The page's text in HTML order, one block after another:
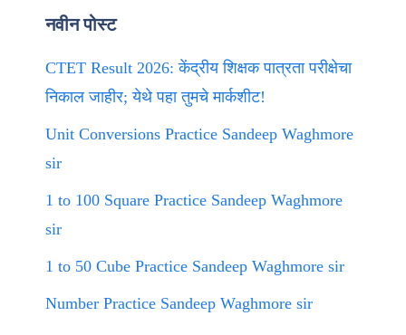
नवीन पोस्ट
CTET Result 2026: केंद्रीय शिक्षक पात्रता परीक्षेचा
निकाल जाहीर; येथे पहा तुमचे मार्कशीट!
Unit Conversions Practice Sandeep Waghmore
sir
1 to 100 Square Practice Sandeep Waghmore
sir
1 to 50 Cube Practice Sandeep Waghmore sir
Number Practice Sandeep Waghmore sir